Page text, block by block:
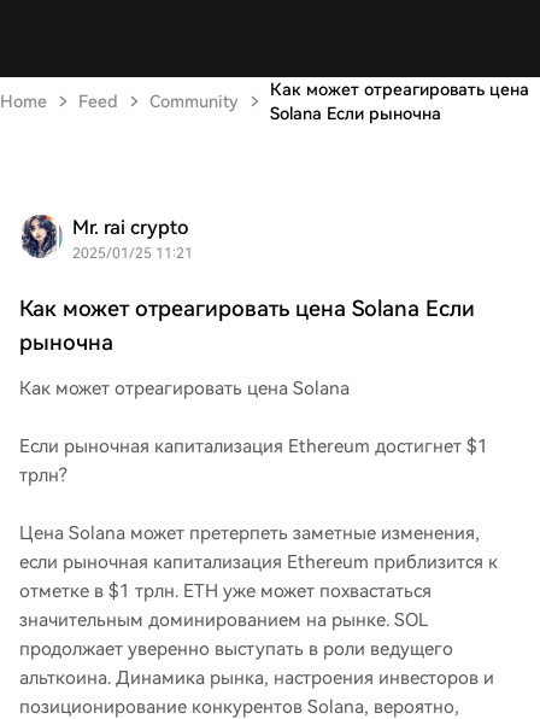
Home Feed Community
Как может отреагировать цена
Solana Если рыночна
Mr. rai crypto
2025/01/25 11:21
Как может отреагировать цена Solana Если
рыночна
Как может отреагировать цена Solana
Если рыночная капитализация Ethereum достигнет $1
трлн?
Цена Solana может претерпеть заметные изменения,
если рыночная капитализация Ethereum приблизится к
отметке в $1 трлн. ETH уже может похвастаться
значительным доминированием на рынке. SOL
продолжает уверенно выступать в роли ведущего
альткоина. Динамика рынка, настроения инвесторов и
позиционирование конкурентов Solana, вероятно,